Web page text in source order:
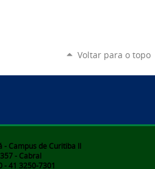
Voltar para o topo
Campus de Curitiba II
- Cabral
- 41 3250-7301